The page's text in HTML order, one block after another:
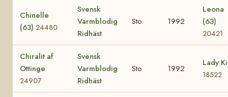
Chinelle
(63) 24480
Svensk
Varmblodig
Ridhäst
Sto 1992
Leona
(63)
20421
Chiralit af
Ottinge
24907
Svensk
Varmblodig
Ridhäst
Sto 1992
Lady
18522